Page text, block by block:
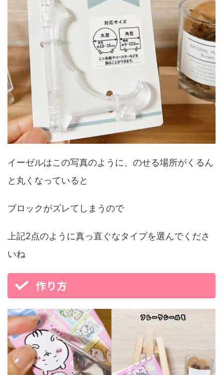
イーゼルはこの写真のように、のせる場所がくるん
と丸くなっていると
ブロックがズレてしまうので
上記2点のように真っ直ぐなタイプを選んでくださ
いね
作り方